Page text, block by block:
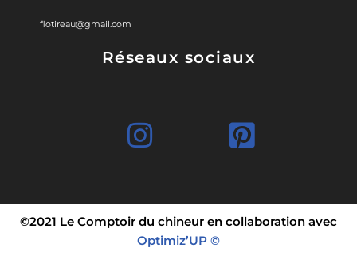
flotireau@gmail.com
Réseaux sociaux
©2021 Le Comptoir du chineur en collaboration avec
Optimiz’UP ©